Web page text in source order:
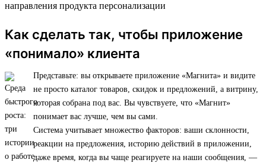
направления продукта персонализации
Как сделать так, чтобы приложение
«понимало» клиента
Представьте: вы открываете приложение «Магнита» и видите
не просто каталог товаров, скидок и предложений, а витрину,
которая собрана под вас. Вы чувствуете, что «Магнит»
понимает вас лучше, чем вы сами.
Система учитывает множество факторов: ваши склонности,
реакции на предложения, историю действий в приложении,
даже время, когда вы чаще реагируете на наши сообщения, —